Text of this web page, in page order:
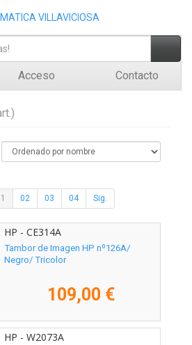
VILLAVICIOSA
Acceso Contacto
02 03 04 Sig.
HP - CE314A
Tambor de Imagen HP nº126A/
Negro/ Tricolor
109,00 €
HP - W2073A